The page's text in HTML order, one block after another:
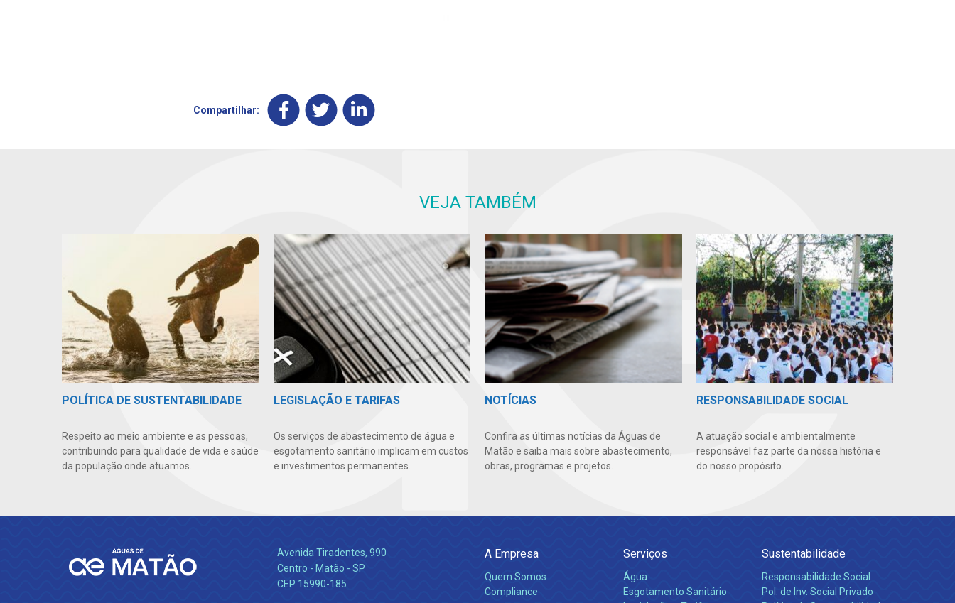
Compartilhar:
VEJA TAMBÉM
POLÍTICA DE SUSTENTABILIDADE
Respeito ao meio ambiente e as pessoas,
contribuindo para qualidade de vida e saúde
da população onde atuamos.
LEGISLAÇÃO E TARIFAS
Os serviços de abastecimento de água e
esgotamento sanitário implicam em custos
e investimentos permanentes.
NOTÍCIAS
Confira as últimas notícias da Águas de
Matão e saiba mais sobre abastecimento,
obras, programas e projetos.
RESPONSABILIDADE SOCIAL
A atuação social e ambientalmente
responsável faz parte da nossa história e
do nosso propósito.
Avenida Tiradentes, 990
Centro - Matão - SP
CEP 15990-185
A Empresa
Quem Somos
Compliance
Serviços
Água
Esgotamento Sanitário
Sustentabilidade
Responsabilidade Social
Pol. de Inv. Social Privado